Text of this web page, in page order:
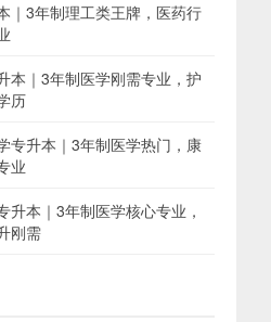
｜3年制理工类王牌，医药行
本｜3年制医学刚需专业，护
历
专升本｜3年制医学热门，康
业
升本｜3年制医学核心专业，
刚需